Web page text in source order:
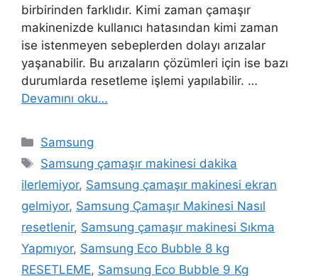
birbirinden farklıdır. Kimi zaman çamaşır
makinenizde kullanıcı hatasından kimi zaman
ise istenmeyen sebeplerden dolayı arızalar
yaşanabilir. Bu arızaların çözümleri için ise bazı
durumlarda resetleme işlemi yapılabilir. …
Devamını oku…
Kategoriler
Samsung
Etiketler
Samsung çamaşır makinesi dakika
ilerlemiyor, Samsung çamaşır makinesi ekran
gelmiyor, Samsung Çamaşır Makinesi Nasıl
resetlenir, Samsung çamaşır makinesi Sıkma
Yapmıyor, Samsung Eco Bubble 8 kg
RESETLEME, Samsung Eco Bubble 9 Kg